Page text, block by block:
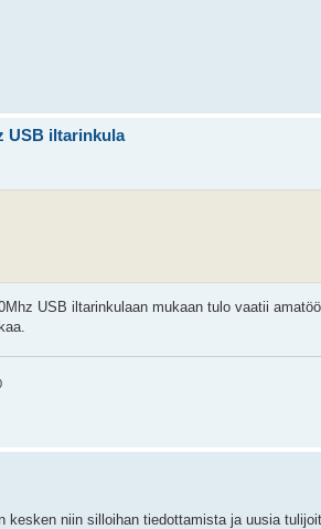
USB iltarinkula
USB iltarinkulaan mukaan tulo vaatii
kesken niin silloihan tiedottamista ja uusia